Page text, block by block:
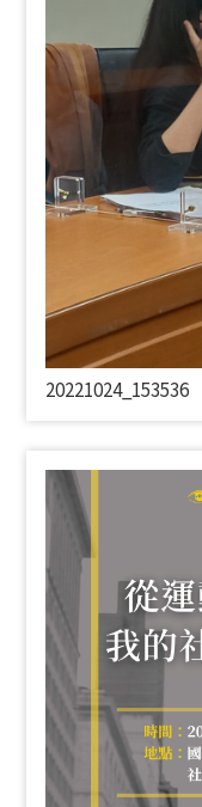
20221024_153536